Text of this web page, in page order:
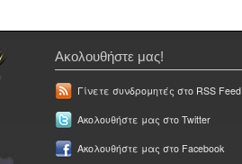
Ακολουθήστε μας!
Γίνετε συνδρομητές στο RSS Feed
Ακολουθήστε μας στο Twitter
Ακολουθήστε μας στο Facebook